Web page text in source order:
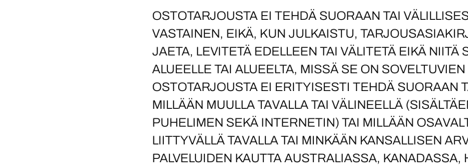
OSTOTARJOUSTA EI TEHDÄ SUORAAN TAI
VASTAINEN, EIKÄ, KUN JULKAISTU,
JAETA, LEVITETÄ EDELLEEN TAI VÄLITETÄ EIKÄ
ALUEELLE TAI ALUEELTA, MISSÄ SE ON
OSTOTARJOUSTA EI ERITYISESTI TEHDÄ SUORAAN
MILLÄÄN MUULLA TAVALLA TAI VÄLINEELLÄ
PUHELIMEN SEKÄ INTERNETIN) TAI MILLÄÄN
LIITTYVÄLLÄ TAVALLA TAI MINKÄÄN KANSALLISEN
PALVELUIDEN KAUTTA AUSTRALIASSA,